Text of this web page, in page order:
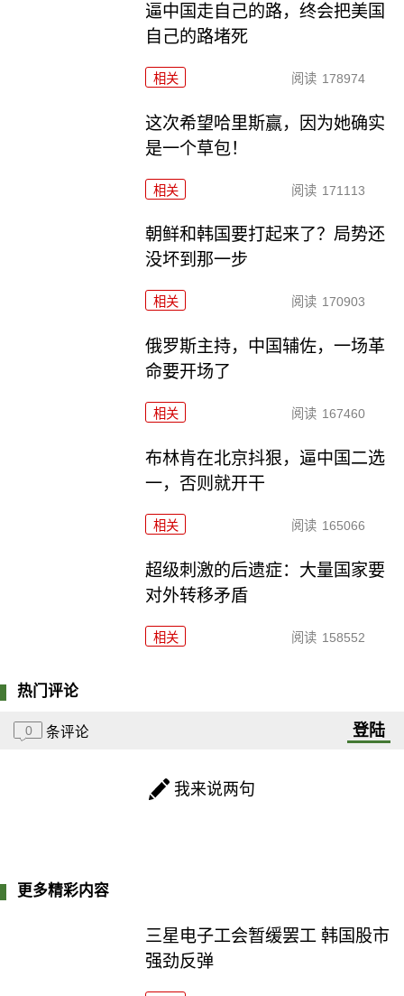
逼中国走自己的路，终会把美国
自己的路堵死
相关 阅读 178974
这次希望哈里斯赢，因为她确实
是一个草包！
相关 阅读 171113
朝鲜和韩国要打起来了？局势还
没坏到那一步
相关 阅读 170903
俄罗斯主持，中国辅佐，一场革
命要开场了
相关 阅读 167460
布林肯在北京抖狠，逼中国二选
一，否则就开干
相关 阅读 165066
超级刺激的后遗症：大量国家要
对外转移矛盾
相关 阅读 158552
热门评论
0 条评论 登陆
我来说两句
更多精彩内容
三星电子工会暂缓罢工 韩国股市
强劲反弹